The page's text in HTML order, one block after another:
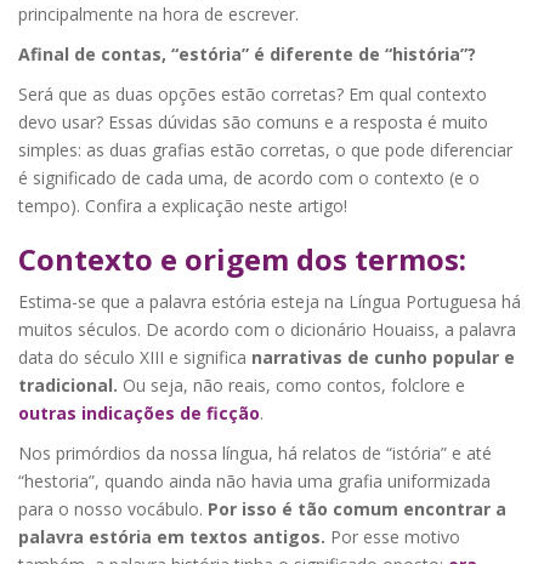
principalmente na hora de escrever.
Afinal de contas, “estória” é diferente de “história”?
Será que as duas opções estão corretas? Em qual contexto
devo usar? Essas dúvidas são comuns e a resposta é muito
simples: as duas grafias estão corretas, o que pode diferenciar
é significado de cada uma, de acordo com o contexto (e o
tempo). Confira a explicação neste artigo!
Contexto e origem dos termos:
Estima-se que a palavra estória esteja na Língua Portuguesa há
muitos séculos. De acordo com o dicionário Houaiss, a palavra
data do século XIII e significa narrativas de cunho popular e
tradicional. Ou seja, não reais, como contos, folclore e
outras indicações de ficção.
Nos primórdios da nossa língua, há relatos de “istória” e até
“hestoria”, quando ainda não havia uma grafia uniformizada
para o nosso vocábulo. Por isso é tão comum encontrar a
palavra estória em textos antigos. Por esse motivo